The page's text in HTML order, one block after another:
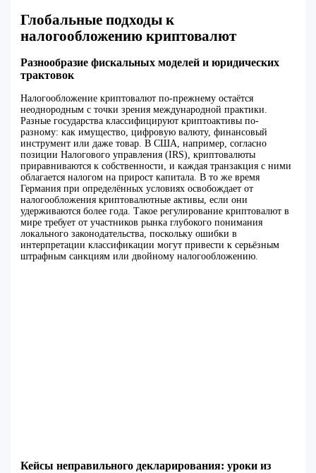
Глобальные подходы к
налогообложению криптовалют
Разнообразие фискальных моделей и юридических
трактовок
Налогообложение криптовалют по-прежнему остаётся
неоднородным с точки зрения международной практики.
Разные государства классифицируют криптоактивы по-
разному: как имущество, цифровую валюту, финансовый
инструмент или даже товар. В США, например, согласно
позиции Налогового управления (IRS), криптовалюты
приравниваются к собственности, и каждая транзакция с ними
облагается налогом на прирост капитала. В то же время
Германия при определённых условиях освобождает от
налогообложения криптовалютные активы, если они
удерживаются более года. Такое регулирование криптовалют в
мире требует от участников рынка глубокого понимания
локального законодательства, поскольку ошибки в
интерпретации классификации могут привести к серьёзным
штрафным санкциям или двойному налогообложению.
Кейсы неправильного декларирования: уроки из